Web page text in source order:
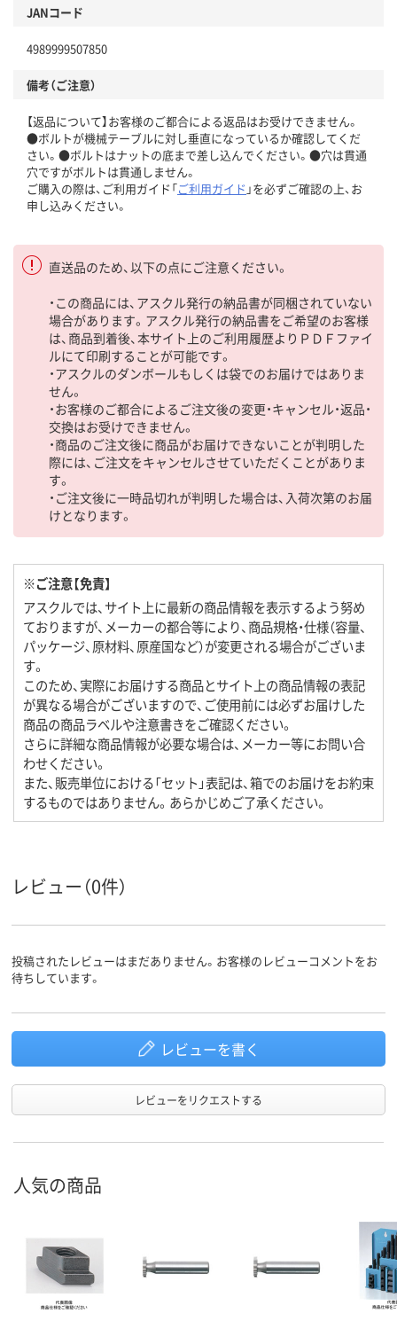
JANコード
4989999507850
備考（ご注意）
【返品について】お客様のご都合による返品はお受けできません。
●ボルトが機械テーブルに対し垂直になっているか確認してくだ
さい。●ボルトはナットの底まで差し込んでください。●穴は貫通
穴ですがボルトは貫通しません。
ご購入の際は、ご利用ガイド「ご利用ガイド 」を必ずご確認の上、お
申し込みください。
直送品のため、以下の点にご注意ください。
・この商品には、アスクル発行の納品書が同梱されていない
場合があります。アスクル発行の納品書をご希望のお客様
は、商品到着後、本サイト上のご利用履歴よりＰＤＦファイ
ルにて印刷することが可能です。
・アスクルのダンボールもしくは袋でのお届けではありま
せん。
・お客様のご都合によるご注文後の変更・キャンセル・返品・
交換はお受けできません。
・商品のご注文後に商品がお届けできないことが判明した
際には、ご注文をキャンセルさせていただくことがありま
す。
・ご注文後に一時品切れが判明した場合は、入荷次第のお届
けとなります。
※ご注意【免責】
アスクルでは、サイト上に最新の商品情報を表示するよう努め
ておりますが、メーカーの都合等により、商品規格・仕様（容量、
パッケージ、原材料、原産国など）が変更される場合がございま
す。
このため、実際にお届けする商品とサイト上の商品情報の表記
が異なる場合がございますので、ご使用前には必ずお届けした
商品の商品ラベルや注意書きをご確認ください。
さらに詳細な商品情報が必要な場合は、メーカー等にお問い合
わせください。
また、販売単位における「セット」表記は、箱でのお届けをお約束
するものではありません。あらかじめご了承ください。
レビュー（0件）
投稿されたレビューはまだありません。お客様のレビューコメントをお
待ちしています。
レビューを書く
レビューをリクエストする
人気の商品